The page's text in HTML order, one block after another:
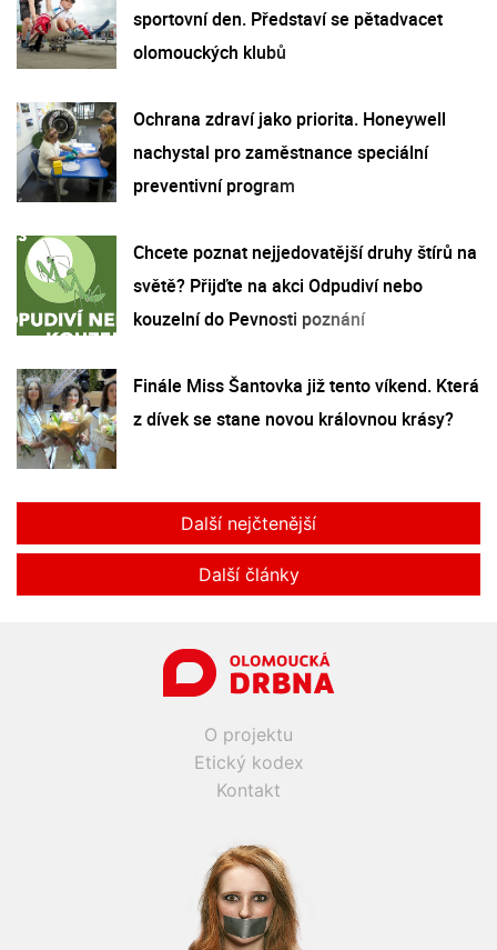
sportovní den. Představí se pětadvacet
olomouckých klubů
Ochrana zdraví jako priorita. Honeywell
nachystal pro zaměstnance speciální
preventivní program
Chcete poznat nejjedovatější druhy štírů na
světě? Přijďte na akci Odpudiví nebo
kouzelní do Pevnosti poznání
Finále Miss Šantovka již tento víkend. Která
z dívek se stane novou královnou krásy?
Další nejčtenější
Další články
O projektu
Etický kodex
Kontakt